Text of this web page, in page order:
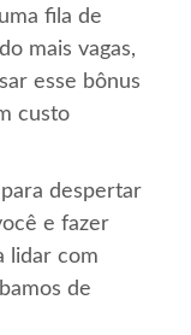
fila de
mais vagas,
esse bônus
custo
despertar
e fazer
lidar com
de